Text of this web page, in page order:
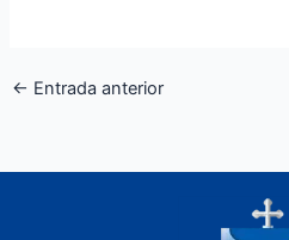
← Entrada anterior